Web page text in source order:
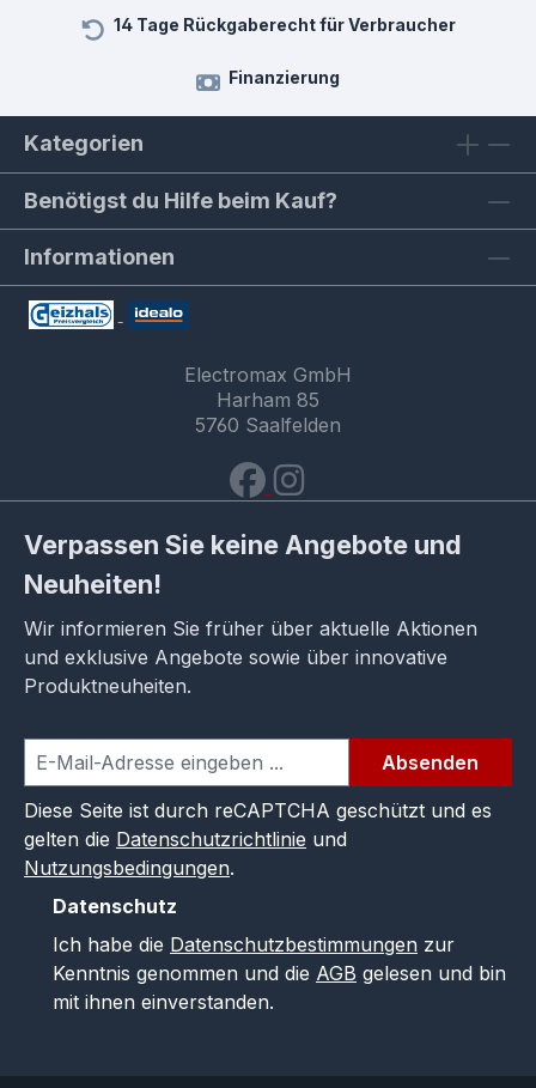
14 Tage Rückgaberecht für Verbraucher
Finanzierung
Kategorien
Benötigst du Hilfe beim Kauf?
Informationen
Electromax GmbH
Harham 85
5760 Saalfelden
Verpassen Sie keine Angebote und
Neuheiten!
Wir informieren Sie früher über aktuelle Aktionen
und exklusive Angebote sowie über innovative
Produktneuheiten.
Absenden
Diese Seite ist durch reCAPTCHA geschützt und es
gelten die Datenschutzrichtlinie und
Nutzungsbedingungen.
Datenschutz
Ich habe die Datenschutzbestimmungen zur
Kenntnis genommen und die AGB gelesen und bin
mit ihnen einverstanden.